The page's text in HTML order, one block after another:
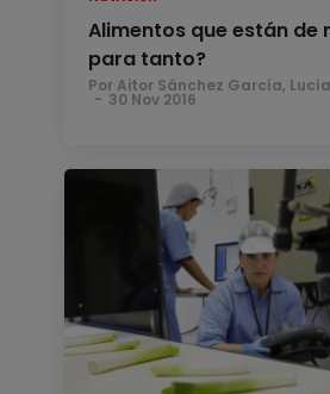
Alimentos que están de
para tanto?
Por Aitor Sánchez García,
30 Nov 2016